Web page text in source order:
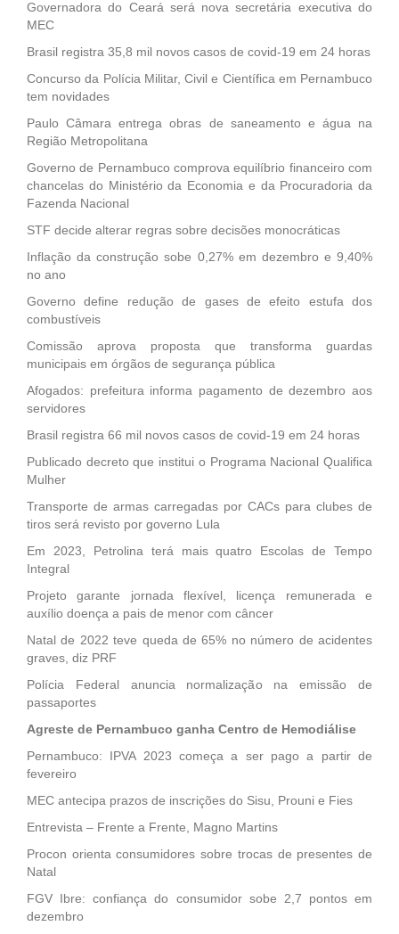
Governadora do Ceará será nova secretária executiva do
MEC
Brasil registra 35,8 mil novos casos de covid-19 em 24 horas
Concurso da Polícia Militar, Civil e Científica em Pernambuco
tem novidades
Paulo Câmara entrega obras de saneamento e água na
Região Metropolitana
Governo de Pernambuco comprova equilíbrio financeiro com
chancelas do Ministério da Economia e da Procuradoria da
Fazenda Nacional
STF decide alterar regras sobre decisões monocráticas
Inflação da construção sobe 0,27% em dezembro e 9,40%
no ano
Governo define redução de gases de efeito estufa dos
combustíveis
Comissão aprova proposta que transforma guardas
municipais em órgãos de segurança pública
Afogados: prefeitura informa pagamento de dezembro aos
servidores
Brasil registra 66 mil novos casos de covid-19 em 24 horas
Publicado decreto que institui o Programa Nacional Qualifica
Mulher
Transporte de armas carregadas por CACs para clubes de
tiros será revisto por governo Lula
Em 2023, Petrolina terá mais quatro Escolas de Tempo
Integral
Projeto garante jornada flexível, licença remunerada e
auxílio doença a pais de menor com câncer
Natal de 2022 teve queda de 65% no número de acidentes
graves, diz PRF
Polícia Federal anuncia normalização na emissão de
passaportes
Agreste de Pernambuco ganha Centro de Hemodiálise
Pernambuco: IPVA 2023 começa a ser pago a partir de
fevereiro
MEC antecipa prazos de inscrições do Sisu, Prouni e Fies
Entrevista – Frente a Frente, Magno Martins
Procon orienta consumidores sobre trocas de presentes de
Natal
FGV Ibre: confiança do consumidor sobe 2,7 pontos em
dezembro